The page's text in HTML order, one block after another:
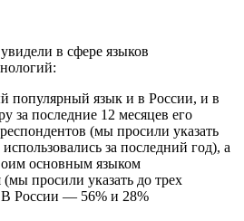
в сфере языков
популярный язык и в России, и в
за последние 12 месяцев его
(мы просили указать
за последний год), а
основным языком
просили указать до трех
России — 56% и 28%